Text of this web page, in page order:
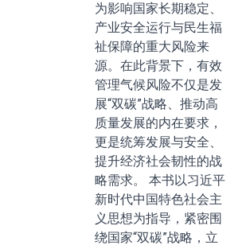
为影响国家长期稳定、
产业安全运行与民生福
祉保障的重大风险来
源。在此背景下，有效
管理气候风险不仅是发
展“双碳”战略、推动高
质量发展的内在要求，
更是统筹发展与安全、
提升经济社会韧性的战
略需求。 本书以习近平
新时代中国特色社会主
义思想为指导，紧密围
绕国家“双碳”战略，立